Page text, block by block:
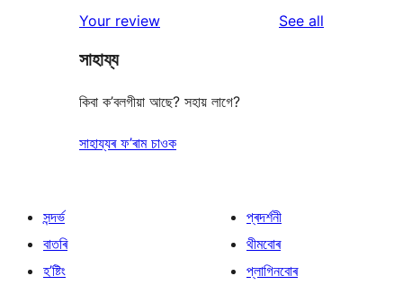
reviews
star
reviews
Your review See all
সাহায্য
কিবা ক’বলগীয়া আছে? সহায় লাগে?
সাহায্যৰ ফ’ৰাম চাওক
সন্দৰ্ভ
বাতৰি
হ’ষ্টিং
প্ৰদৰ্শনী
থীমবোৰ
প্লাগিনবোৰ